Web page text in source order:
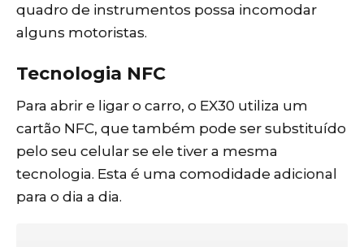
quadro de instrumentos possa incomodar
alguns motoristas.
Tecnologia NFC
Para abrir e ligar o carro, o EX30 utiliza um
cartão NFC, que também pode ser substituído
pelo seu celular se ele tiver a mesma
tecnologia. Esta é uma comodidade adicional
para o dia a dia.